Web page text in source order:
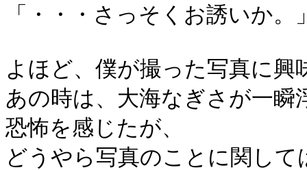
「・・・さっそくお誘いか。
よほど、僕が撮った写真に
あの時は、大海なぎさが一
恐怖を感じたが、
どうやら写真のことに関し